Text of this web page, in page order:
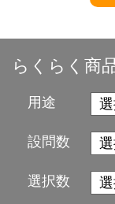
らくらく商
用途
設問数
選択数